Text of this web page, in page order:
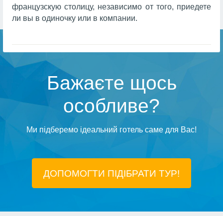
французскую столицу, независимо от того, приедете
ли вы в одиночку или в компании.
Бажаєте щось
особливе?
Ми підберемо ідеальний готель саме для Вас!
ДОПОМОГТИ ПІДIБРАТИ ТУР!